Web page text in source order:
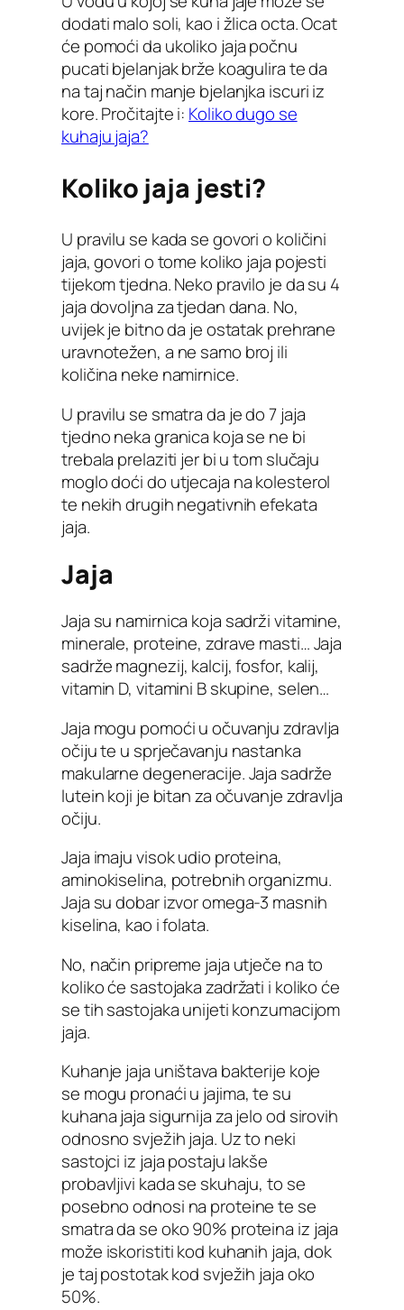
dodati malo soli, kao i žlica octa. Ocat
će pomoći da ukoliko jaja počnu
pucati bjelanjak brže koagulira te da
na taj način manje bjelanjka iscuri iz
kore. Pročitajte i: Koliko dugo se
kuhaju jaja?
Koliko jaja jesti?
U pravilu se kada se govori o količini
jaja, govori o tome koliko jaja pojesti
tijekom tjedna. Neko pravilo je da su 4
jaja dovoljna za tjedan dana. No,
uvijek je bitno da je ostatak prehrane
uravnotežen, a ne samo broj ili
količina neke namirnice.
U pravilu se smatra da je do 7 jaja
tjedno neka granica koja se ne bi
trebala prelaziti jer bi u tom slučaju
moglo doći do utjecaja na kolesterol
te nekih drugih negativnih efekata
jaja.
Jaja
Jaja su namirnica koja sadrži vitamine,
minerale, proteine, zdrave masti… Jaja
sadrže magnezij, kalcij, fosfor, kalij,
vitamin D, vitamini B skupine, selen…
Jaja mogu pomoći u očuvanju zdravlja
očiju te u sprječavanju nastanka
makularne degeneracije. Jaja sadrže
lutein koji je bitan za očuvanje zdravlja
očiju.
Jaja imaju visok udio proteina,
aminokiselina, potrebnih organizmu.
Jaja su dobar izvor omega-3 masnih
kiselina, kao i folata.
No, način pripreme jaja utječe na to
koliko će sastojaka zadržati i koliko će
se tih sastojaka unijeti konzumacijom
jaja.
Kuhanje jaja uništava bakterije koje
se mogu pronaći u jajima, te su
kuhana jaja sigurnija za jelo od sirovih
odnosno svježih jaja. Uz to neki
sastojci iz jaja postaju lakše
probavljivi kada se skuhaju, to se
posebno odnosi na proteine te se
smatra da se oko 90% proteina iz jaja
može iskoristiti kod kuhanih jaja, dok
je taj postotak kod svježih jaja oko
50%.